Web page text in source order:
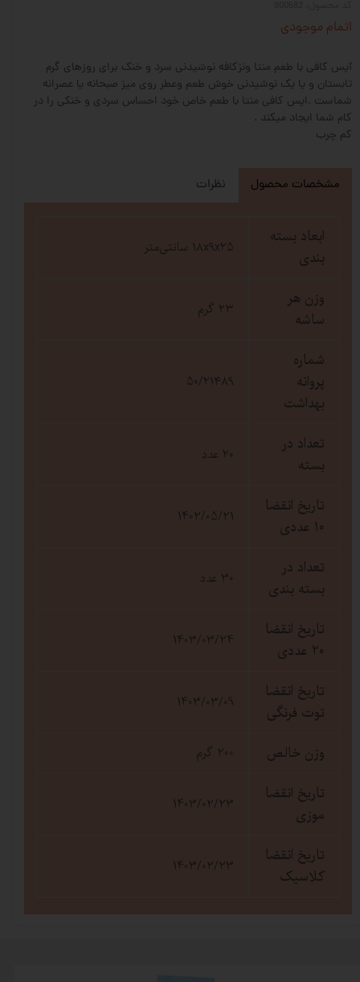
اتمام موجودی
آیس کافی با طعم منتا ونزکافه نوشیدنی سرد و خنک برای روزهای گرم
تابستان و یا یک نوشیدنی خوش طعم وعطر روی میز صبحانه یا عصرانه
شماست .ایس کافی منتا با طعم خاص خود احساس سردی و خنکی را در
کام شما ایجاد میکند .
کم چرب
مشخصات محصول نظرات
ابعاد بسته
بندی
۱۸x۹x۲۵ سانتی‌متر
وزن هر
ساشه
۲۳ گرم
شماره
پروانه
بهداشت
۵۰/۲۱۴۸۹
تعداد در
بسته
۲۰ عدد
تاریخ انقضا
10 عددی
1402/05/21
تعداد در
بسته بندی
30 عدد
تاریخ انقضا
20 عددی
1403/03/24
تاریخ انقضا
توت فرنگی
1403/03/09
وزن خالص 200 گرم
تاریخ انقضا
موزی
1403/02/23
تاریخ انقضا
کلاسیک
1403/02/23